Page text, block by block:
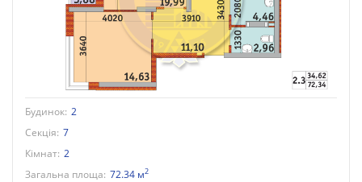
Будинок: 2
Секція: 7
Кімнат: 2
Загальна площа: 72.34 м2